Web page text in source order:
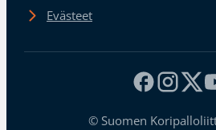
Evästeet
© Suomen